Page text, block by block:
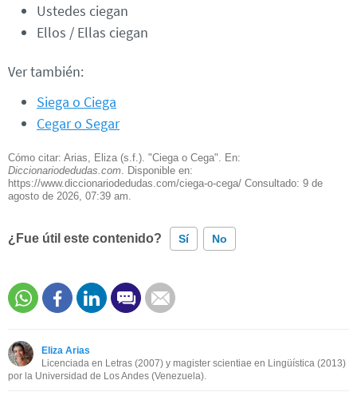
Ustedes ciegan
Ellos / Ellas ciegan
Ver también:
Siega o Ciega
Cegar o Segar
Cómo citar: Arias, Eliza (s.f.). "Ciega o Cega". En:
Diccionariodedudas.com . Disponible en:
https://www.diccionariodedudas.com/ciega-o-cega/ Consultado: 9 de
agosto de 2026, 07:39 am.
¿Fue útil este contenido? Sí No
Este contenido contiene información incorrecta
Otro
Eliza Arias
Licenciada en Letras (2007) y magister scientiae en Lingüística (2013)
por la Universidad de Los Andes (Venezuela).